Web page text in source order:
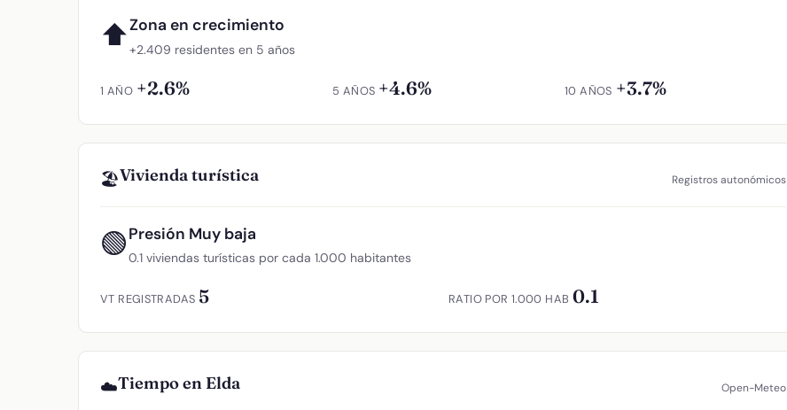
⬆Zona en crecimiento
+2.409 residentes en 5 años
1 AÑO +2.6% 5 AÑOS +4.6% 10 AÑOS +3.7%
🏖️Vivienda turística Registros autonómicos
🟢Presión Muy baja
0.1 viviendas turísticas por cada 1.000 habitantes
VT REGISTRADAS 5 RATIO POR 1.000 HAB 0.1
☁️Tiempo en Elda Open-Meteo